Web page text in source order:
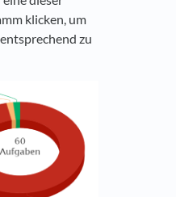
klicken, um
zu